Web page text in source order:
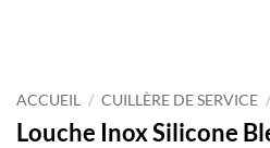
ACCUEIL / CUILLÈRE DE SERVICE /
Louche Inox Silicone